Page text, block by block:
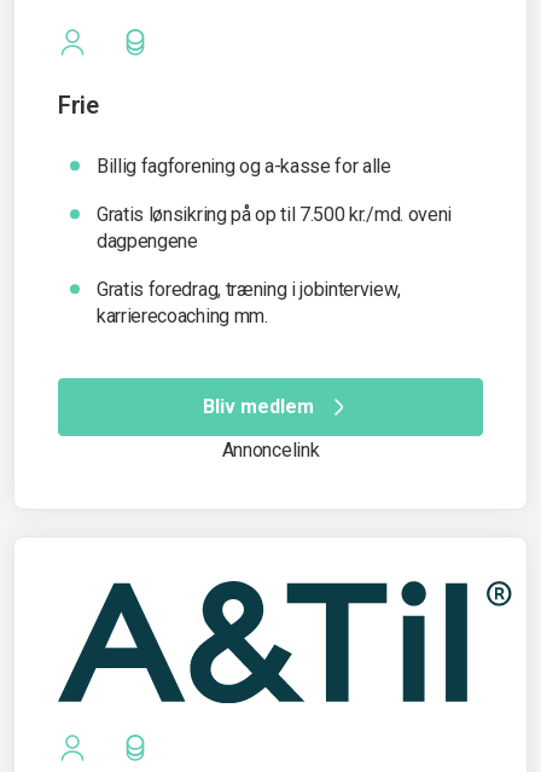
Frie
Billig fagforening og a-kasse for alle
Gratis lønsikring på op til 7.500 kr./md. oveni
dagpengene
Gratis foredrag, træning i jobinterview,
karrierecoaching mm.
Bliv medlem
Annoncelink